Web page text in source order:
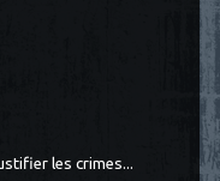
les crimes...